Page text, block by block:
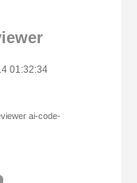
01:32:34
ai-code-